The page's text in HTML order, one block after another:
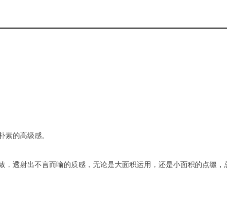
的高级感。
透射出不言而喻的质感，无论是大面积运用，还是小面积的点缀，